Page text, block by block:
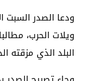
ودعا الصدر السبت
ويلات الحرب،
البلد الذي مزقته